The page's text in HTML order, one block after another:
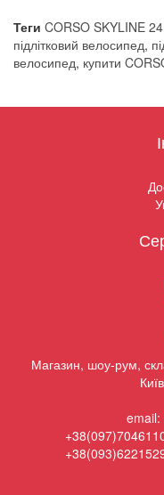
Теги CORSO SKYLINE 24
підлітковий велосипед,
велосипед, купити
Магазин, шоу-рум,
email: